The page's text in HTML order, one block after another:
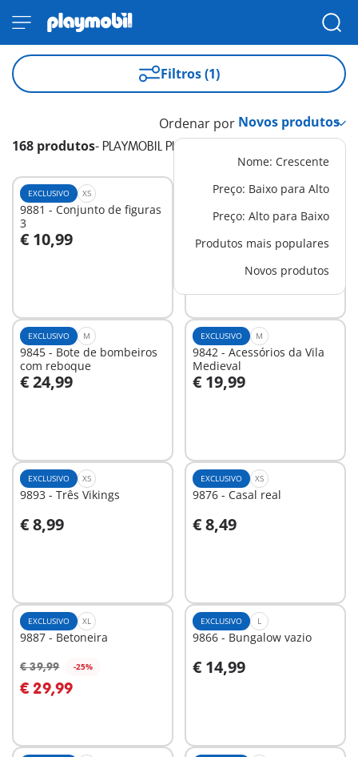
Filtros (1)
168 produtos- PLAYMOBIL PLUS
Ordenar por
Nome: Crescente
Preço: Baixo para Alto
Preço: Alto para Baixo
Produtos mais populares
Novos produtos
EXCLUSIVO XS
9881 - Conjunto de figuras
3
€ 10,99
Ao carrinho
PACOTE
PM2011F - Pack
Promocional Mansão
Moderna de Luxo XXL
€ 314,92 -15%
disponível
EXCLUSIVO M
9845 - Bote de bombeiros
com reboque
€ 24,99
Ao carrinho
EXCLUSIVO M
9842 - Acessórios da Vila
Medieval
€ 19,99
EXCLUSIVO XS
9893 - Três Vikings
€ 8,99
Ao carrinho
EXCLUSIVO XS
9876 - Casal real
€ 8,49
EXCLUSIVO XL
9887 - Betoneira
€ 39,99 -25%
€ 29,99
Ao carrinho
EXCLUSIVO L
9866 - Bungalow vazio
€ 14,99
Ao carrinho